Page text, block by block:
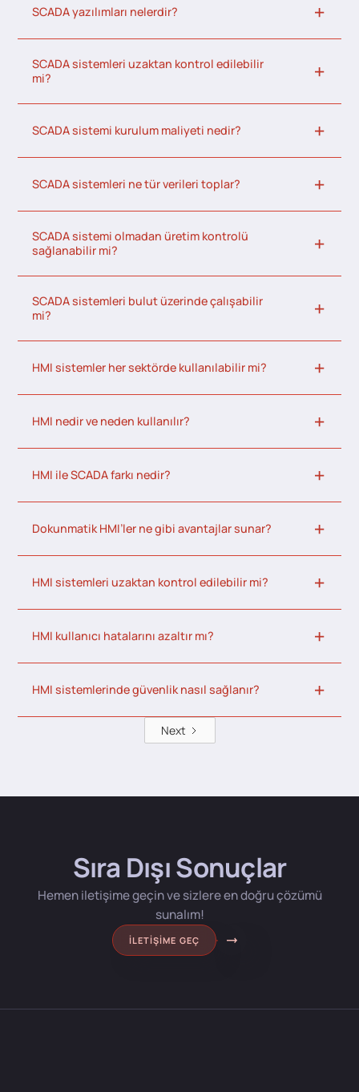
SCADA yazılımları nelerdir?
SCADA sistemleri uzaktan kontrol edilebilir
mi?
SCADA sistemi kurulum maliyeti nedir?
SCADA sistemleri ne tür verileri toplar?
SCADA sistemi olmadan üretim kontrolü
sağlanabilir mi?
SCADA sistemleri bulut üzerinde çalışabilir
mi?
HMI sistemler her sektörde kullanılabilir mi?
HMI nedir ve neden kullanılır?
HMI ile SCADA farkı nedir?
Dokunmatik HMI’ler ne gibi avantajlar sunar?
HMI sistemleri uzaktan kontrol edilebilir mi?
HMI kullanıcı hatalarını azaltır mı?
HMI sistemlerinde güvenlik nasıl sağlanır?
Next
Sıra Dışı Sonuçlar
Hemen iletişime geçin ve sizlere en doğru çözümü
sunalım!
İLETIŞIME GEÇ